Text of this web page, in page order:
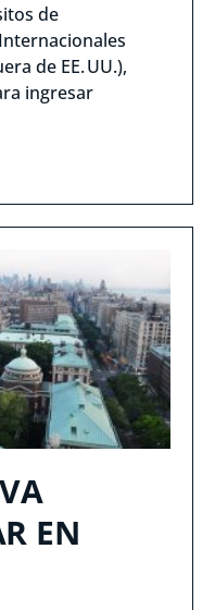
de
de EE. UU.),
ingresar
EN